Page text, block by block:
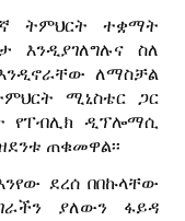
ትምህርት ተቋማት
እንዲያገለግሉና ስለ
ለማስቻል
ሚኒስቴር ጋር
የፐብሊክ ዲፕሎማሲ
ጠቁመዋል፡፡
ደረሰ በበኩላቸው
ያለውን ፋይዳ